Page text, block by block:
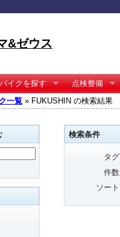
&ゼウス
バイクを探す 点検整備
一覧 » FUKUSHIN の検索結果
検索条件
タグ
件数
ソート